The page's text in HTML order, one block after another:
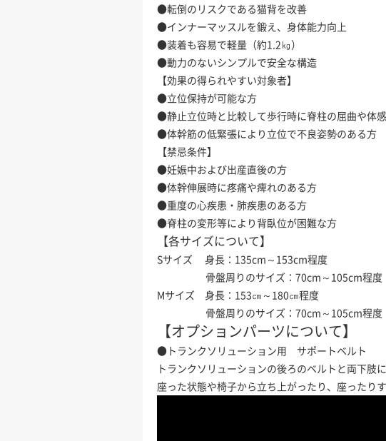
●転倒のリスクである猫背を改善
●インナーマッスルを鍛え、身体能力向上
●装着も容易で軽量（約1.2㎏）
●動力のないシンプルで安全な構造
【効果の得られやすい対象者】
●立位保持が可能な方
●静止立位時と比較して歩行時に脊柱の屈曲や体
●体幹筋の低緊張により立位で不良姿勢のある方
【禁忌条件】
●妊娠中および出産直後の方
●体幹伸展時に疼痛や痺れのある方
●重度の心疾患・肺疾患のある方
●脊柱の変形等により背臥位が困難な方
【各サイズについて】
Sサイズ 身長：135cm～153cm程度
骨盤周りのサイズ：70cm～105cm程度
Mサイズ 身長：153㎝～180㎝程度
骨盤周りのサイズ：70cm～105cm程度
【オプションパーツについて】
●トランクソリューション用 サポートベルト
トランクソリューションの後ろのベルトと両下肢
座った状態や椅子から立ち上がったり、座ったり